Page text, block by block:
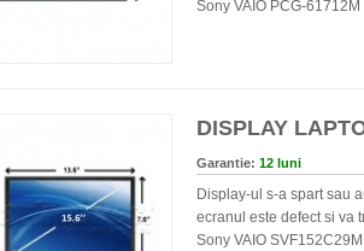
Sony VAIO PCG-
DISPLAY
Garantie: 12 luni
Display-ul s-a spart sau
ecranul este defect si va
Sony VAIO